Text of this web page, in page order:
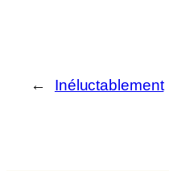
← Inéluctablement